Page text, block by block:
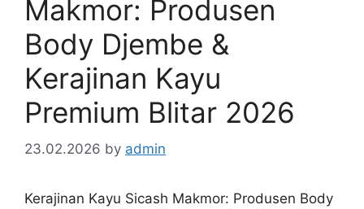
Makmor: Produsen
Body Djembe &
Kerajinan Kayu
Premium Blitar 2026
23.02.2026 by admin
Kerajinan Kayu Sicash Makmor: Produsen Body